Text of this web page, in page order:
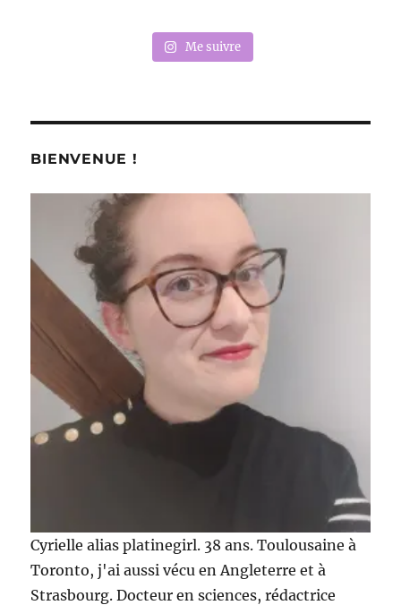
Me suivre
BIENVENUE !
Cyrielle alias platinegirl. 38 ans. Toulousaine à
Toronto, j'ai aussi vécu en Angleterre et à
Strasbourg. Docteur en sciences, rédactrice